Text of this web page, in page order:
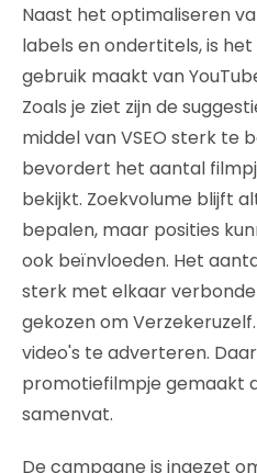
Naast het optimaliseren
labels en ondertitels, is
gebruik maakt van
Zoals je ziet zijn de
middel van VSEO sterk te
bevordert het aantal
bekijkt. Zoekvolume blijft
bepalen, maar posities
ook beïnvloeden. Het
sterk met elkaar
gekozen om
video's te adverteren.
promotiefilmpje gemaakt
samenvat.
De campagne is ingezet